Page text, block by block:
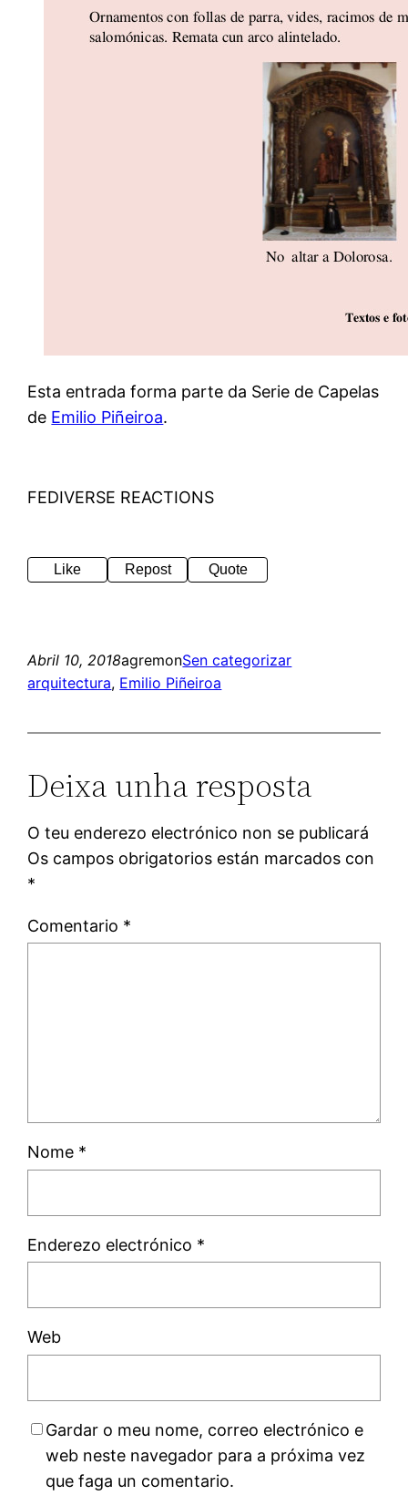
Esta entrada forma parte da Serie de Capelas
de Emilio Piñeiroa.
FEDIVERSE REACTIONS
Like Repost Quote
Abril 10, 2018agremonSen categorizar
arquitectura, Emilio Piñeiroa
Deixa unha resposta
O teu enderezo electrónico non se publicará
Os campos obrigatorios están marcados con
*
Comentario *
Nome *
Enderezo electrónico *
Web
Gardar o meu nome, correo electrónico e
web neste navegador para a próxima vez
que faga un comentario.